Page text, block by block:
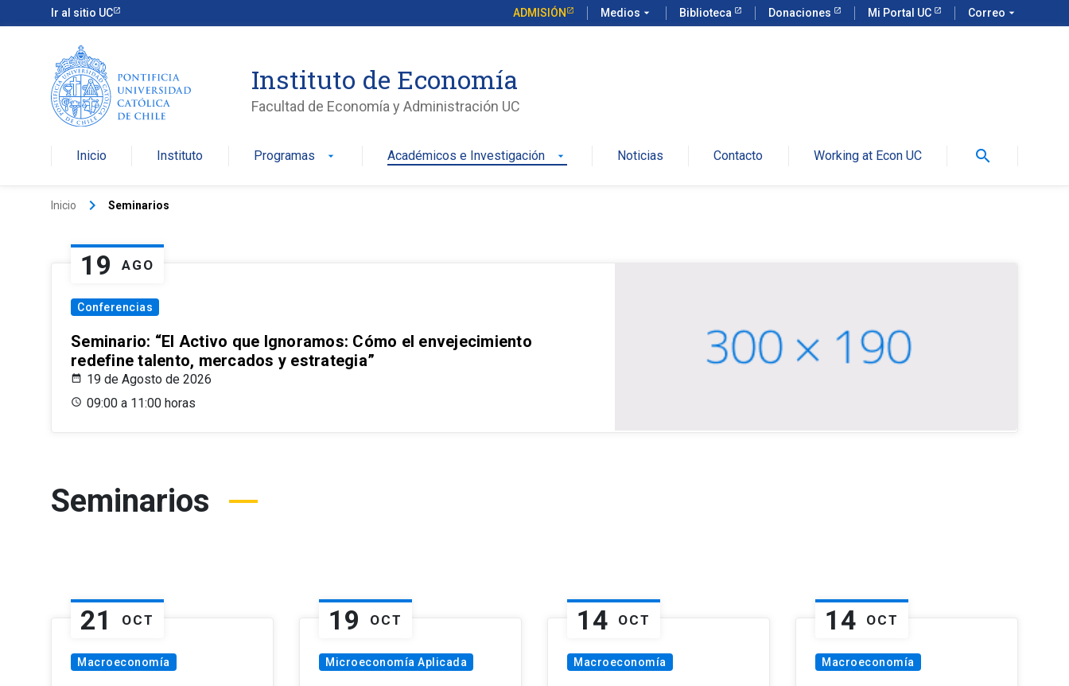
Ir al sitio UC ADMISIÓN Medios arrow_drop_down Biblioteca Donaciones Mi Portal UC Correo arrow_drop_down
Instituto de Economía
Facultad de Economía y Administración UC
Inicio Instituto Programas arrow_drop_down Académicos e Investigación arrow_drop_down Noticias Contacto Working at Econ UC search
Inicio keyboard_arrow_right Seminarios
19 AGO
Conferencias
Seminario: “El Activo que Ignoramos: Cómo el envejecimiento
redefine talento, mercados y estrategia”
19 de Agosto de 2026
09:00 a 11:00 horas
Seminarios
21 OCT
Macroeconomía
19 OCT
Microeconomía Aplicada
14 OCT
Macroeconomía
14 OCT
Macroeconomía